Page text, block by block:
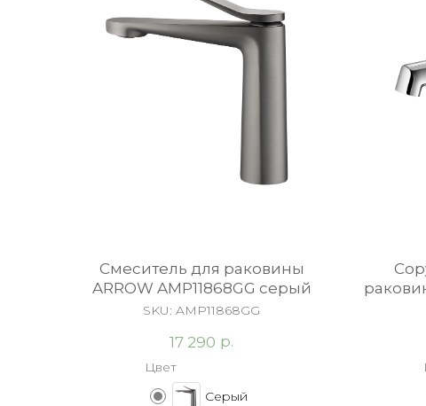
Cмеситель для раковины
ARROW AMP11868GG серый
SKU: AMP11868GG
17 290 р.
Цвет
Серый